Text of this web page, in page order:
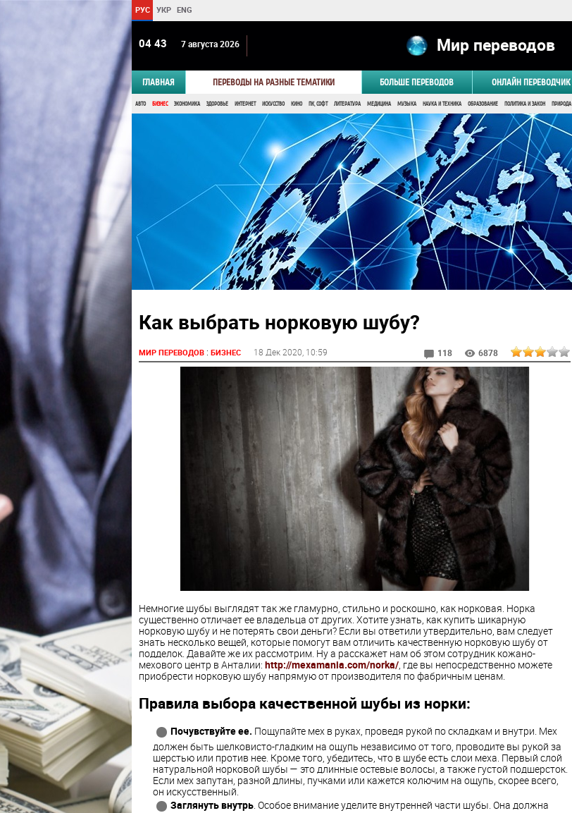
РУС УКР ENG
04 43 7 августа 2026 Мир переводов
ГЛАВНАЯ ПЕРЕВОДЫ НА РАЗНЫЕ ТЕМАТИКИ БОЛЬШЕ ПЕРЕВОДОВ ОНЛАЙН ПЕРЕВОДЧИК
АВТО БИЗНЕС ЭКОНОМИКА ЗДОРОВЬЕ ИНТЕРНЕТ ИСКУССТВО КИНО ПК, СОФТ ЛИТЕРАТУРА МЕДИЦИНА МУЗЫКА НАУКА И ТЕХНИКА ОБРАЗОВАНИЕ ПОЛИТИКА И ЗАКОН ПРИРОДА
Как выбрать норковую шубу?
МИР ПЕРЕВОДОВ: БИЗНЕС 18 Дек 2020 , 10:59 118 6878
Немногие шубы выглядят так же гламурно, стильно и роскошно, как норковая. Норка
существенно отличает ее владельца от других. Хотите узнать, как купить шикарную
норковую шубу и не потерять свои деньги? Если вы ответили утвердительно, вам следует
знать несколько вещей, которые помогут вам отличить качественную норковую шубу от
подделок. Давайте же их рассмотрим. Ну а расскажет нам об этом сотрудник кожано-
мехового центр в Анталии: http://mexamania.com/norka/, где вы непосредственно можете
приобрести норковую шубу напрямую от производителя по фабричным ценам.
Правила выбора качественной шубы из норки:
Почувствуйте ее. Пощупайте мех в руках, проведя рукой по складкам и внутри. Мех
должен быть шелковисто-гладким на ощупь независимо от того, проводите вы рукой за
шерстью или против нее. Кроме того, убедитесь, что в шубе есть слои меха. Первый слой
натуральной норковой шубы — это длинные остевые волосы, а также густой подшерсток.
Если мех запутан, разной длины, пучками или кажется колючим на ощупь, скорее всего,
он искусственный.
Заглянуть внутрь. Особое внимание уделите внутренней части шубы. Она должна